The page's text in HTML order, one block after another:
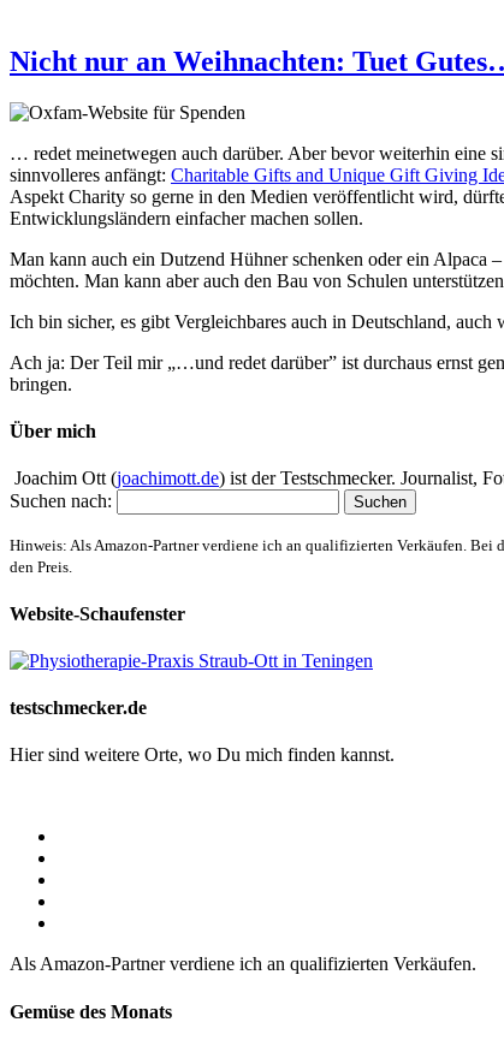
Nicht nur an Weihnachten: Tuet
… redet meinetwegen auch darüber. Aber bevor weiterhin eine
sinnvolleres anfängt: Charitable Gifts and Unique Gift Giving
Aspekt Charity so gerne in den Medien veröffentlicht wird,
Entwicklungsländern einfacher machen sollen.
Man kann auch ein Dutzend Hühner schenken oder ein Alpaca
möchten. Man kann aber auch den Bau von Schulen
Ich bin sicher, es gibt Vergleichbares auch in Deutschland,
Ach ja: Der Teil mir „…und redet darüber” ist durchaus ernst
bringen.
Über mich
Joachim Ott (joachimott.de) ist der Testschmecker. Journalist,
Suchen nach:
Hinweis: Als Amazon-Partner verdiene ich an qualifizierten Verkäufen.
den Preis.
Website-Schaufenster
testschmecker.de
Hier sind weitere Orte, wo Du mich finden kannst.
Als Amazon-Partner verdiene ich an qualifizierten Verkäufen.
Gemüse des Monats